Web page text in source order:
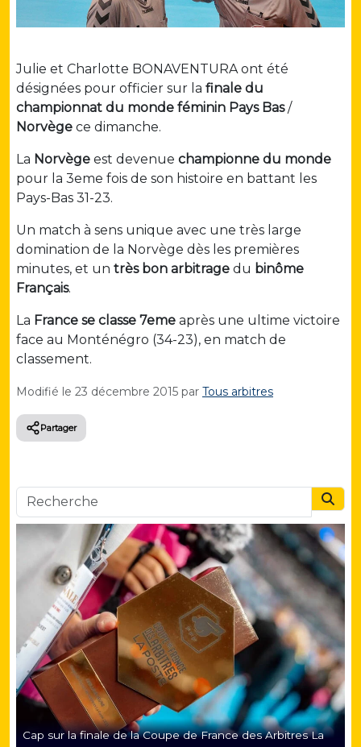
Julie et Charlotte BONAVENTURA ont été
désignées pour officier sur la finale du
championnat du monde féminin Pays Bas/
Norvège ce dimanche.
La Norvège est devenue championne du monde
pour la 3eme fois de son histoire en battant les
Pays-Bas 31-23.
Un match à sens unique avec une très large
domination de la Norvège dès les premières
minutes, et un très bon arbitrage du binôme
Français.
La France se classe 7eme après une ultime victoire
face au Monténégro (34-23), en match de
classement.
Modifié le 23 décembre 2015 par Tous arbitres
Partager
Cap sur la finale de la Coupe de France des Arbitres La